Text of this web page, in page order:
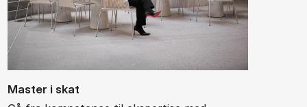
Ma­ster i skat